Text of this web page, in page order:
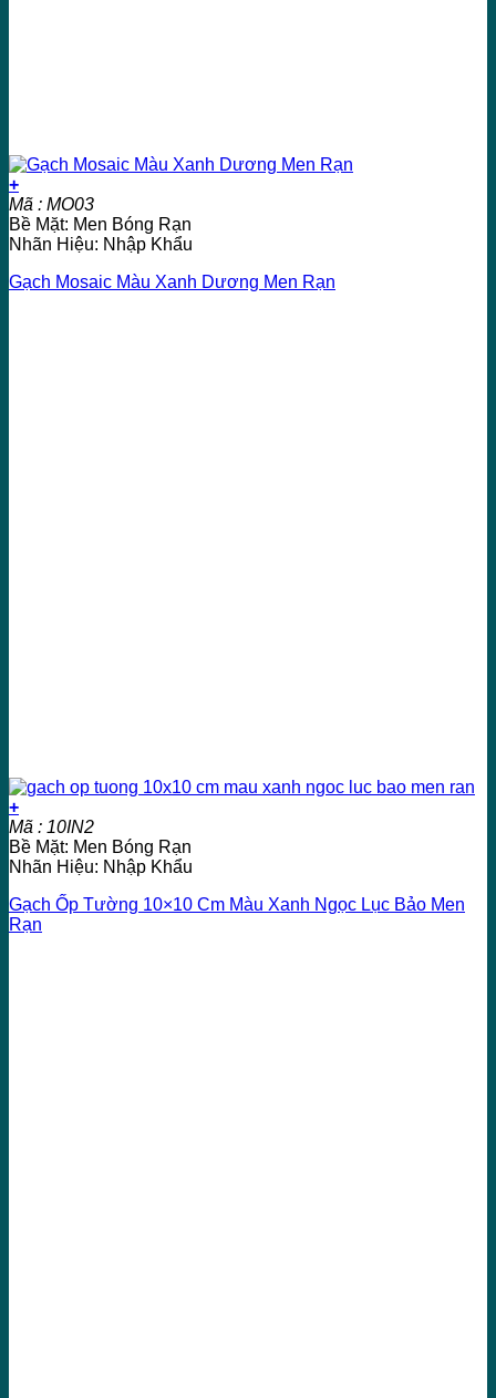
+
Mã : MO03
Bề Mặt: Men Bóng Rạn
Nhãn Hiệu: Nhập Khẩu
Gạch Mosaic Màu Xanh Dương Men Rạn
+
Mã : 10IN2
Bề Mặt: Men Bóng Rạn
Nhãn Hiệu: Nhập Khẩu
Gạch Ốp Tường 10×10 Cm Màu Xanh Ngọc Lục Bảo Men
Rạn